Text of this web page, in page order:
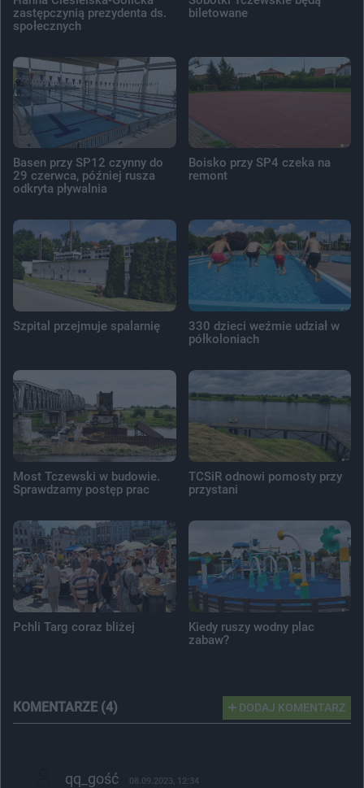
zastępczynią prezydenta ds.
społecznych
biletowane
Basen przy SP12 czynny do
29 czerwca, później rusza
odkryta pływalnia
Boisko przy SP4 czeka na
remont
Szpital przejmuje spalarnię
330 dzieci weźmie udział w
półkoloniach
Most Tczewski w budowie.
Sprawdzamy postęp prac
TCSiR odnowi pomosty przy
przystani
Pchli Targ coraz bliżej
Kiedy ruszy wodny plac
zabaw?
KOMENTARZE (4) DODAJ KOMENTARZ
qq_gość 08.09.2023, 12:34